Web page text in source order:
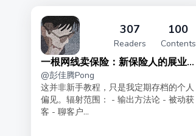
307
Readers
100
Contents
一根网线卖保险：新保险人的展业
指南
@彭佳腾Pong
这并非新手教程，只是我定期存档的个人
偏见。辐射范围： - 输出方法论 - 被动获
客 - 聊客户...